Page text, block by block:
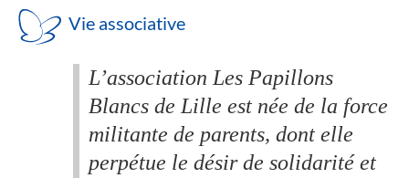
Vie associative
L’association Les Papillons
Blancs de Lille est née de la force
militante de parents, dont elle
perpétue le désir de solidarité et